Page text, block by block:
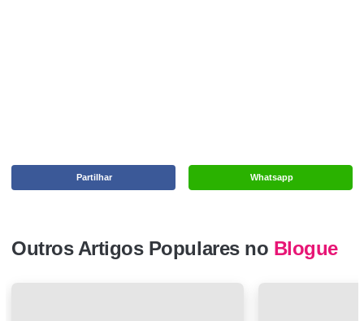
Whatsapp
Partilhar
Outros Artigos Populares no Blogue